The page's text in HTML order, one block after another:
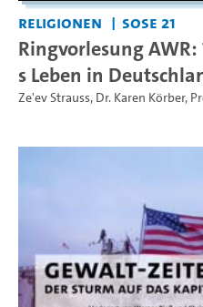
Religionen SoSe 21
Ringvorlesung
s Leben in
Ze'ev Strauss, Dr. Karen Körber,